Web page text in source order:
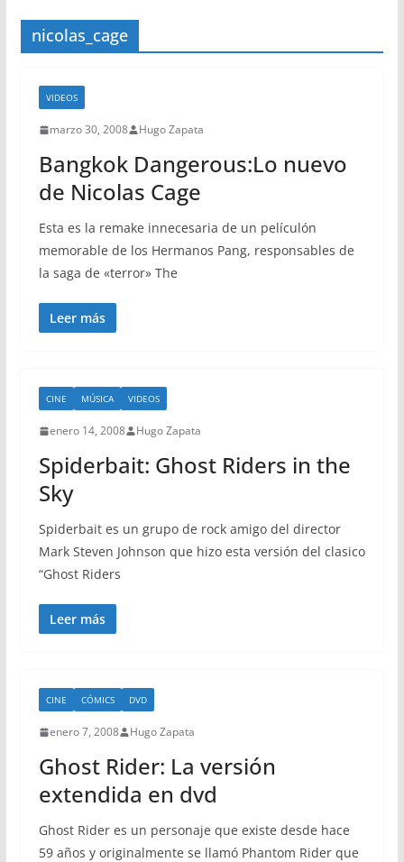
nicolas_cage
VIDEOS
marzo 30, 2008 Hugo Zapata
Bangkok Dangerous:Lo nuevo
de Nicolas Cage
Esta es la remake innecesaria de un películón
memorable de los Hermanos Pang, responsables de
la saga de «terror» The
Leer más
CINE MÚSICA VIDEOS
enero 14, 2008 Hugo Zapata
Spiderbait: Ghost Riders in the
Sky
Spiderbait es un grupo de rock amigo del director
Mark Steven Johnson que hizo esta versión del clasico
“Ghost Riders
Leer más
CINE CÓMICS DVD
enero 7, 2008 Hugo Zapata
Ghost Rider: La versión
extendida en dvd
Ghost Rider es un personaje que existe desde hace
59 años y originalmente se llamó Phantom Rider que